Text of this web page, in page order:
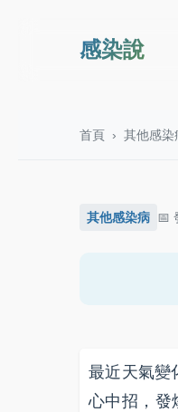
感染說
首頁 › 其他感染
其他感染病
最近天氣變
心中招，發